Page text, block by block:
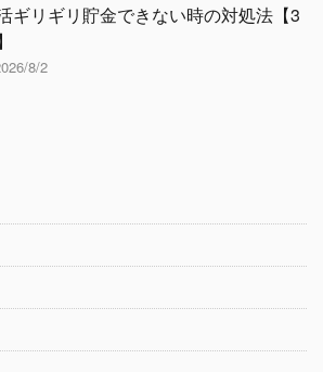
ギリギリ貯金できない時の対処法【3
8/2